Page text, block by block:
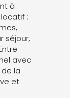
à
:
séjour,
avec
la
et